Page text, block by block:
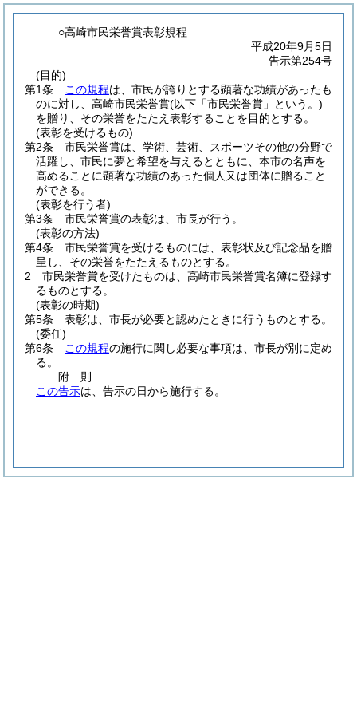
○高崎市民栄誉賞表彰規程
平成20年9月5日
告示第254号
(目的)
第1条
この規程は、市民が誇りとする顕著な功績があったも
のに対し、高崎市民栄誉賞(以下「市民栄誉賞」という。)
を贈り、その栄誉をたたえ表彰することを目的とする。
(表彰を受けるもの)
第2条
市民栄誉賞は、学術、芸術、スポーツその他の分野で
活躍し、市民に夢と希望を与えるとともに、本市の名声を
高めることに顕著な功績のあった個人又は団体に贈ること
ができる。
(表彰を行う者)
第3条
市民栄誉賞の表彰は、市長が行う。
(表彰の方法)
第4条
市民栄誉賞を受けるものには、表彰状及び記念品を贈
呈し、その栄誉をたたえるものとする。
2
市民栄誉賞を受けたものは、高崎市民栄誉賞名簿に登録す
るものとする。
(表彰の時期)
第5条
表彰は、市長が必要と認めたときに行うものとする。
(委任)
第6条
この規程の施行に関し必要な事項は、市長が別に定め
る。
附 則
この告示は、告示の日から施行する。